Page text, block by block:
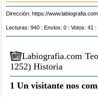
Dirección: https://
Lecturas: 940 : Envios: 0 : Votos: 41
Labiografia.com
1252) Historia
1 Un visitante nos